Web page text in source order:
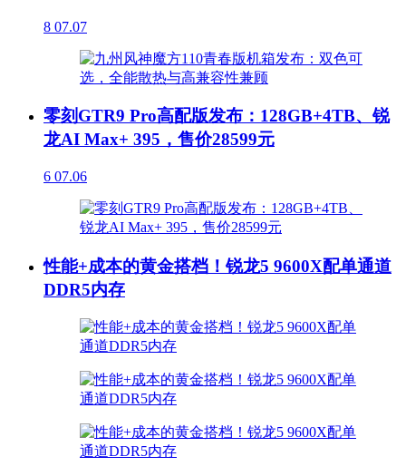
8 07.07
零刻GTR9 Pro高配版发布：128GB+4TB、锐
龙AI Max+ 395，售价28599元
6 07.06
性能+成本的黄金搭档！锐龙5 9600X配单通道
DDR5内存